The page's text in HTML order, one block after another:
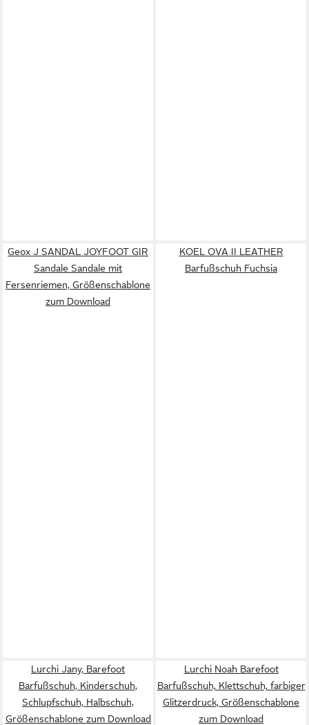
Geox J SANDAL JOYFOOT GIR
Sandale Sandale mit
Fersenriemen, Größenschablone
zum Download
KOEL OVA II LEATHER
Barfußschuh Fuchsia
Lurchi Jany, Barefoot
Barfußschuh, Kinderschuh,
Schlupfschuh, Halbschuh,
Größenschablone zum Download
Lurchi Noah Barefoot
Barfußschuh, Klettschuh, farbiger
Glitzerdruck, Größenschablone
zum Download